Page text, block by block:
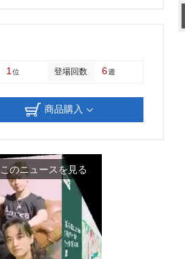
1 位 登場回数 6週
商品購入
このニュースを見る